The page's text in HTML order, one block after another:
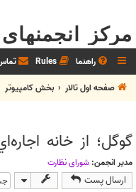
مرکز
راهنما Rules
صفحه اول تالار
بخش كامپيوتر
گوگل؛ از خانه
مدیر انجمن: شوراي نظارت
ارسال پست